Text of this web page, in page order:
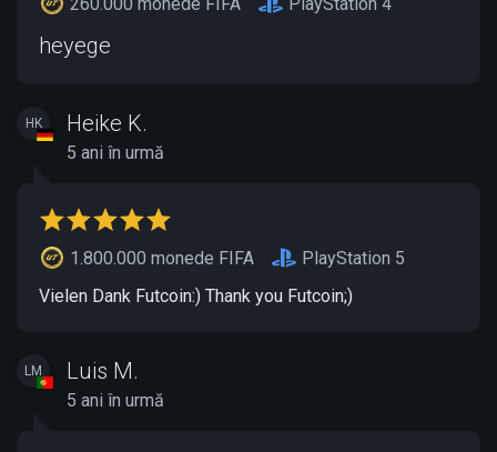
heyege
HK Heike K.
5 ani în urmă
1.800.000 monede FIFA
PlayStation 5
Vielen Dank Futcoin:) Thank you Futcoin;)
LM Luis M.
5 ani în urmă